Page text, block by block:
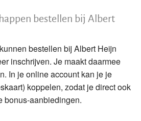
bestellen bij Albert
bestellen bij Albert Heijn
inschrijven. Je maakt daarmee
In je online account kan je je
koppelen, zodat je direct ook
bonus-aanbiedingen.